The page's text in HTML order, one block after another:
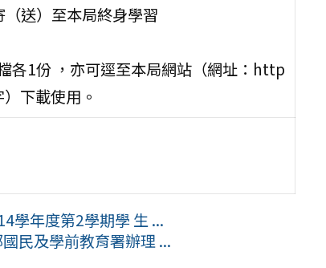
送）至本局終身學習
各1份 ，亦可逕至本局網站（網址：http
下載使用。
學年度第2學期學 生 ...
民及學前教育署辦理 ...